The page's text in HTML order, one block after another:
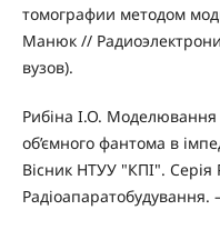
томографии методом
Манюк //
вузов).
Рибіна І.О. Моделювання
об’ємного фантома в
Вісник НТУУ "КПІ". Серія